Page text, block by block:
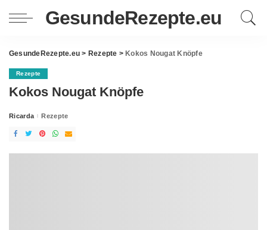
GesundeRezepte.eu
GesundeRezepte.eu > Rezepte > Kokos Nougat Knöpfe
Rezepte
Kokos Nougat Knöpfe
Posted
Ricarda Rezepte